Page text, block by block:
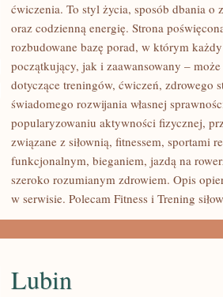
KARDIO
WYTRZYMAŁOŚĆ
ćwiczenia. To styl życia, sposób dbania o
oraz codzienną energię. Strona
rozbudowane bazę porad, w którym
początkujący, jak i zaawansowany –
dotyczące treningów, ćwiczeń, zdrowego
świadomego rozwijania własnej
popularyzowaniu aktywności fizycznej,
związane z siłownią, fitnessem, sportami
funkcjonalnym, bieganiem, jazdą na
szeroko rozumianym zdrowiem. Opis
w serwisie. Polecam Fitness i Trening
Lubin